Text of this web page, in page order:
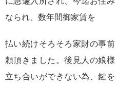
なられ、数年間御家賃を
払い続けそろそろ家財の事
頼頂きました。後見人の娘
立ち合いができない為、鍵